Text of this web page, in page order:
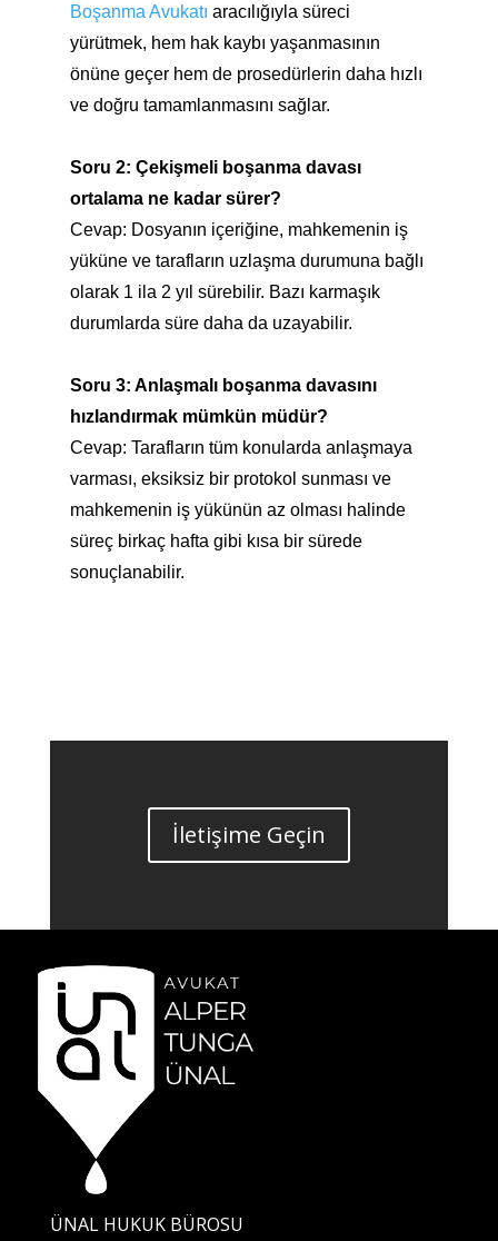
Boşanma Avukatı aracılığıyla süreci
yürütmek, hem hak kaybı yaşanmasının
önüne geçer hem de prosedürlerin daha hızlı
ve doğru tamamlanmasını sağlar.
Soru 2: Çekişmeli boşanma davası
ortalama ne kadar sürer?
Cevap: Dosyanın içeriğine, mahkemenin iş
yüküne ve tarafların uzlaşma durumuna bağlı
olarak 1 ila 2 yıl sürebilir. Bazı karmaşık
durumlarda süre daha da uzayabilir.
Soru 3: Anlaşmalı boşanma davasını
hızlandırmak mümkün müdür?
Cevap: Tarafların tüm konularda anlaşmaya
varması, eksiksiz bir protokol sunması ve
mahkemenin iş yükünün az olması halinde
süreç birkaç hafta gibi kısa bir sürede
sonuçlanabilir.
İletişime Geçin
ÜNAL HUKUK BÜROSU